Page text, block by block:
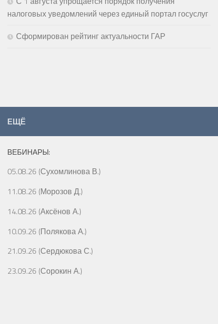
налоговых уведомлений через единый портал госуслуг
Сформирован рейтинг актуальности ГАР
ЕЩЁ
ВЕБИНАРЫ:
05.08.26 (Сухомлинова В.)
11.08.26 (Морозов Д.)
14.08.26 (Аксёнов А.)
10.09.26 (Полякова А.)
21.09.26 (Сердюкова С.)
23.09.26 (Сорокин А.)